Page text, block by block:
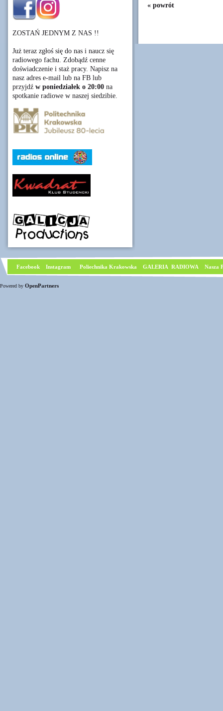
ZOSTAŃ JEDNYM Z NAS !!
Już teraz zgłoś się do nas i naucz się
radiowego fachu. Zdobądź cenne
doświadczenie i staż pracy. Napisz na
nasz adres e-mail lub na FB lub
przyjdź w poniedziałek o 20:00 na
spotkanie radiowe w naszej siedzibie.
« powrót
Facebook Instagram Poliechnika Krakowska GALERIA RADIOWA Nasza
Powered by OpenPartners